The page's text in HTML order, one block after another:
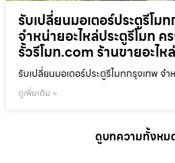
รับเปลี่ยนมอเตอร์ประตูรีโม
จำหน่ายอะไหล่ประตูรีโมท ค
รั้วรีโมท.com ร้านขายอะไห
รับเปลี่ยนมอเตอร์ประตูรีโมทกรุงเทพ จำ
ดูเพิ่มเติม »
ดูบทความทั้งหม